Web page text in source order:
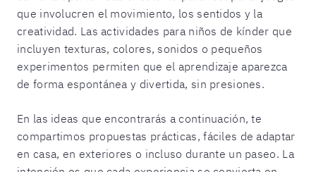
que involucren el movimiento, los sentidos y la
creatividad. Las actividades para niños de kínder que
incluyen texturas, colores, sonidos o pequeños
experimentos permiten que el aprendizaje aparezca
de forma espontánea y divertida, sin presiones.
En las ideas que encontrarás a continuación, te
compartimos propuestas prácticas, fáciles de adaptar
en casa, en exteriores o incluso durante un paseo. La